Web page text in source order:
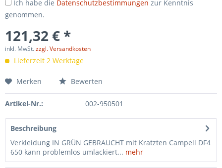
Ich habe die Datenschutzbestimmungen zur Kenntnis
genommen.
121,32 € *
inkl. MwSt.zzgl. Versandkosten
Lieferzeit 2 Werktage
Merken Bewerten
Artikel-Nr.: 002-950501
Beschreibung
Verkleidung IN GRÜN GEBRAUCHT mit Kratzten Campell DF4
650 kann problemlos umlackiert... mehr